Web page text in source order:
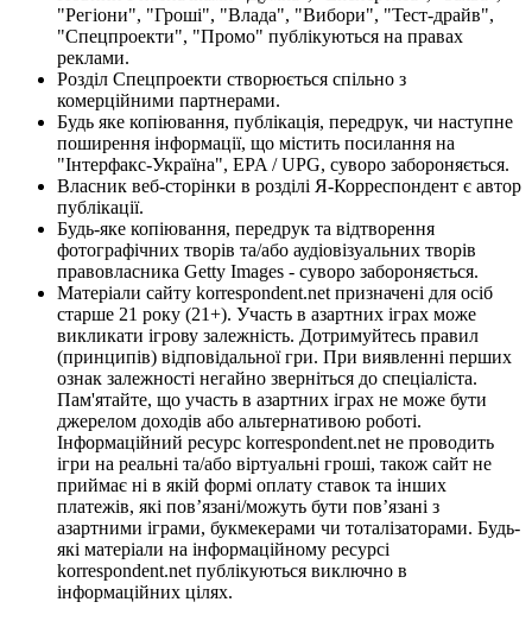
"Регіони", "Гроші", "Влада", "Вибори", "Тест-драйв",
"Спецпроекти", "Промо" публікуються на правах
реклами.
Розділ Спецпроекти створюється спільно з
комерційними партнерами.
Будь яке копіювання, публікація, передрук, чи наступне
поширення інформації, що містить посилання на
"Інтерфакс-Україна", EPA / UPG, суворо забороняється.
Власник веб-сторінки в розділі Я-Корреспондент є автор
публікації.
Будь-яке копіювання, передрук та відтворення
фотографічних творів та/або аудіовізуальних творів
правовласника Getty Images - суворо забороняється.
Матеріали сайту korrespondent.net призначені для осіб
старше 21 року (21+). Участь в азартних іграх може
викликати ігрову залежність. Дотримуйтесь правил
(принципів) відповідальної гри. При виявленні перших
ознак залежності негайно зверніться до спеціаліста.
Пам'ятайте, що участь в азартних іграх не може бути
джерелом доходів або альтернативою роботі.
Інформаційний ресурс korrespondent.net не проводить
ігри на реальні та/або віртуальні гроші, також сайт не
приймає ні в якій формі оплату ставок та інших
платежів, які пов’язані/можуть бути пов’язані з
азартними іграми, букмекерами чи тоталізаторами. Будь-
які матеріали на інформаційному ресурсі
korrespondent.net публікуються виключно в
інформаційних цілях.